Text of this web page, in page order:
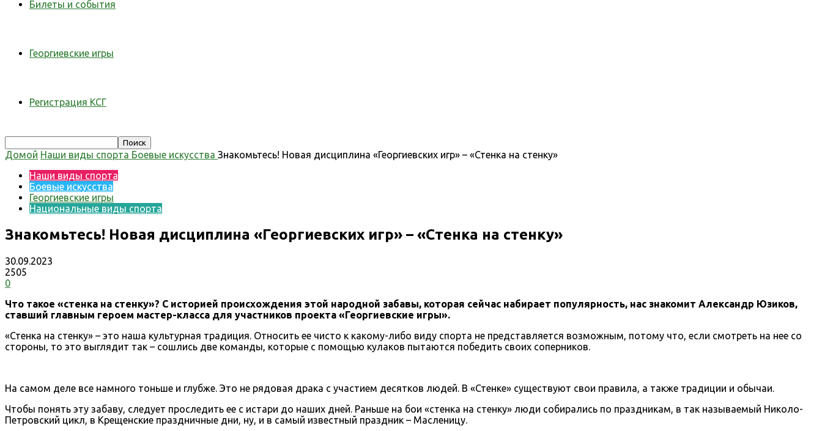
Билеты и события
Георгиевские игры
Регистрация КСГ
Домой Наши виды спорта Боевые искусства Знакомьтесь! Новая дисциплина «Георгиевских игр» – «Стенка на стенку»
Наши виды спорта
Боевые искусства
Георгиевские игры
Национальные виды спорта
Знакомьтесь! Новая дисциплина «Георгиевских игр» – «Стенка на стенку»
30.09.2023
2505
0
Что такое «стенка на стенку»? С историей происхождения этой народной забавы, которая сейчас набирает популярность, нас знакомит Александр Юзиков,
ставший главным героем мастер-класса для участников проекта «Георгиевские игры».
«Стенка на стенку» – это наша культурная традиция. Относить ее чисто к какому-либо виду спорта не представляется возможным, потому что, если смотреть на нее со
стороны, то это выглядит так – сошлись две команды, которые с помощью кулаков пытаются победить своих соперников.
На самом деле все намного тоньше и глубже. Это не рядовая драка с участием десятков людей. В «Стенке» существуют свои правила, а также традиции и обычаи.
Чтобы понять эту забаву, следует проследить ее с истари до наших дней. Раньше на бои «стенка на стенку» люди собирались по праздникам, в так называемый Николо-
Петровский цикл, в Крещенские праздничные дни, ну, и в самый известный праздник – Масленицу.